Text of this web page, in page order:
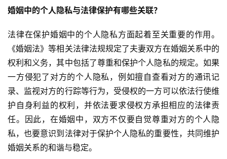
婚姻中的个人隐私与法律保护有哪些关联？
法律在保护婚姻中的个人隐私方面起着至关重要的作用。
《婚姻法》等相关法律法规规定了夫妻双方在婚姻关系中的
权利和义务，其中包括了尊重和保护个人隐私的规定。如果
一方侵犯了对方的个人隐私，例如擅自查看对方的通讯记
录、监视对方的行踪等行为，受侵权的一方可以依法行使维
护自身利益的权利，并依法要求侵权方承担相应的法律责
任。因此，在婚姻中，双方不仅要自觉尊重对方的个人隐
私，也要意识到法律对于保护个人隐私的重要性，共同维护
婚姻关系的和谐与稳定。